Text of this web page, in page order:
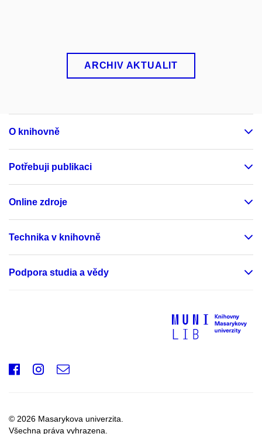
ARCHIV AKTUALIT
O knihovně
Potřebuji publikaci
Online zdroje
Technika v knihovně
Podpora studia a vědy
© 2026 Masarykova univerzita.
Všechna práva vyhrazena.
Facebook
Instagram
e-